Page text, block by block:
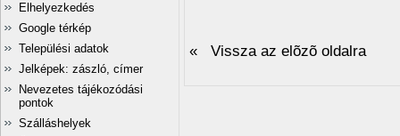
Elhelyezkedés
Google térkép
Települési adatok
Jelképek: zászló, címer
Nevezetes tájékozódási
pontok
Szálláshelyek
« Vissza az elõzõ oldalra